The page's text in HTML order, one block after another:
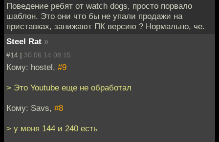
Поведение ребят от watch dogs, просто порвало
шаблон. Это они что бы не упали продажи на
приставках, занижают ПК версию ? Нормально, че.
Steel Rat »
#14 | 30.06.14 08:15
Кому: hostel, #9
> Это Youtube еще не обработал
Кому: Savs, #8
> у меня 144 и 240 есть